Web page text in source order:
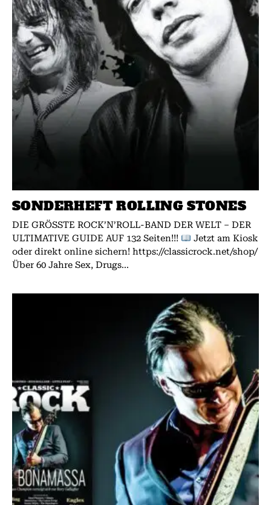
SONDERHEFT ROLLING STONES
DIE GRÖSSTE ROCK’N’ROLL-BAND DER WELT – DER
ULTIMATIVE GUIDE AUF 132 Seiten!!!
Jetzt am Kiosk
oder direkt online sichern! https://classicrock.net/shop/
Über 60 Jahre Sex, Drugs...